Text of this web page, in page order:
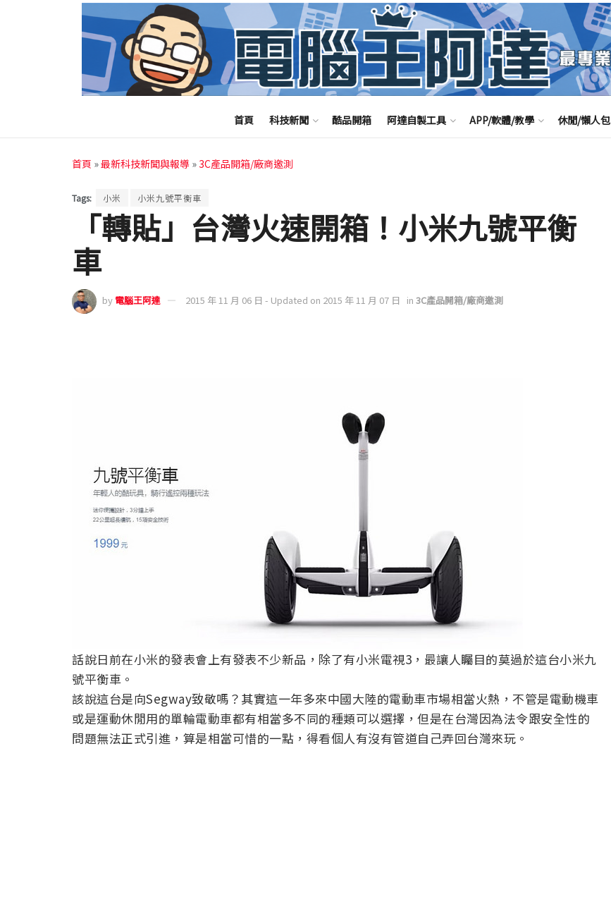
首頁 科技新聞 酷品開箱 阿達自製工具 APP/軟體/教學 休閒/懶人包
首頁 »最新科技新聞與報導 »3C產品開箱/廠商邀測
Tags: 小米 小米九號平衡車
「轉貼」台灣火速開箱！小米九號平衡
車
by 電腦王阿達 2015 年 11 月 06 日 - Updated on 2015 年 11 月 07 日 in 3C產品開箱/廠商邀測
話說日前在小米的發表會上有發表不少新品，除了有小米電視3，最讓人矚目的莫過於這台小米九
號平衡車。
該說這台是向Segway致敬嗎？其實這一年多來中國大陸的電動車市場相當火熱，不管是電動機車
或是運動休閒用的單輪電動車都有相當多不同的種類可以選擇，但是在台灣因為法令跟安全性的
問題無法正式引進，算是相當可惜的一點，得看個人有沒有管道自己弄回台灣來玩。